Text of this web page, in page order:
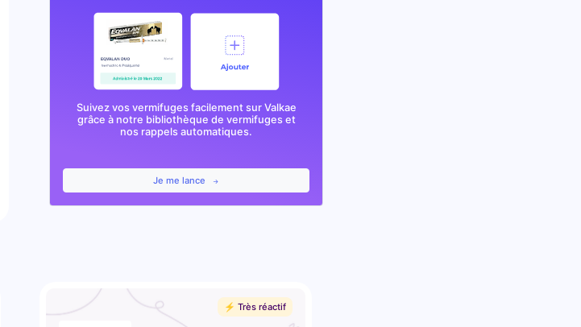
Suivez vos vermifuges facilement sur Valkae
grâce à notre bibliothèque de vermifuges et
nos rappels automatiques.
Je me lance
⚡️ Très réactif